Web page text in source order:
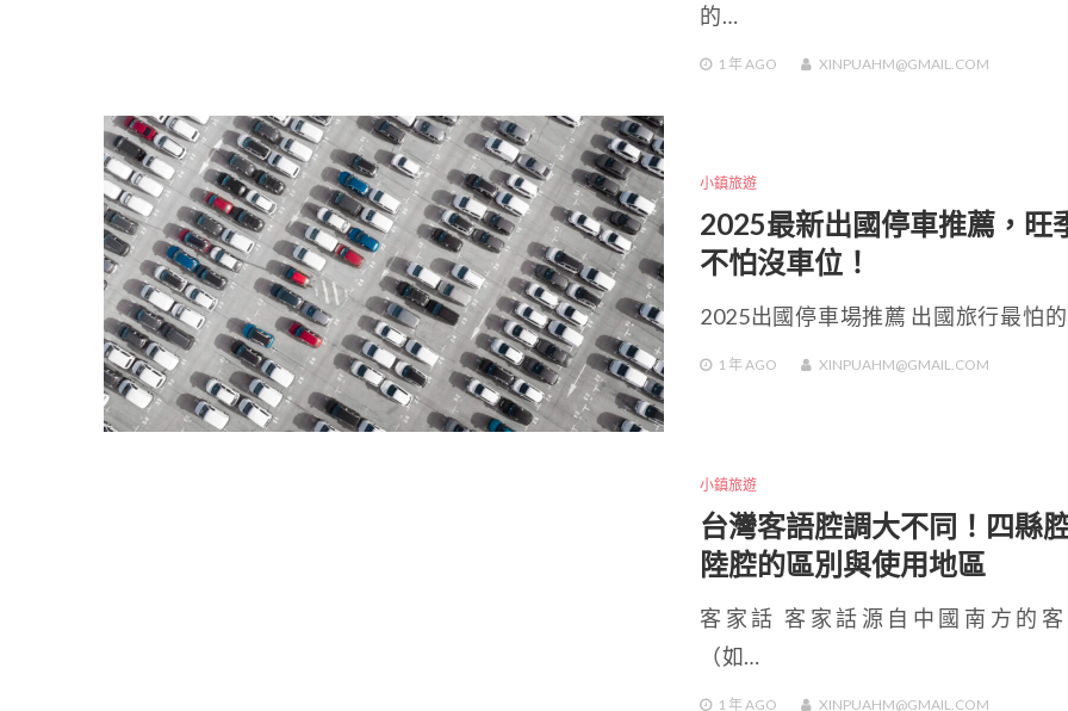
的…
1 年AGO XINPUAHM@GMAIL.COM
小鎮旅遊
2025最新出國停車推薦，旺
不怕沒車位！
2025出國停車場推薦 出國旅行最怕
1 年AGO XINPUAHM@GMAIL.COM
小鎮旅遊
台灣客語腔調大不同！四縣
陸腔的區別與使用地區
客家話 客家話源自中國南方的
（如…
1 年AGO XINPUAHM@GMAIL.COM